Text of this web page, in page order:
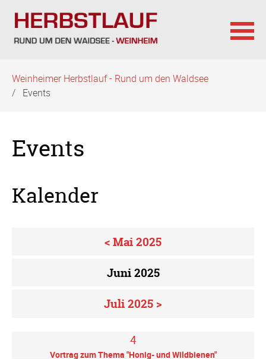
überspringen
Weinheimer Herbstlauf - Rund um den Waldsee
Events
Events
Kalender
< Mai 2025
Juni 2025
Juli 2025 >
4
Vortrag zum Thema "Honig- und Wildbienen"